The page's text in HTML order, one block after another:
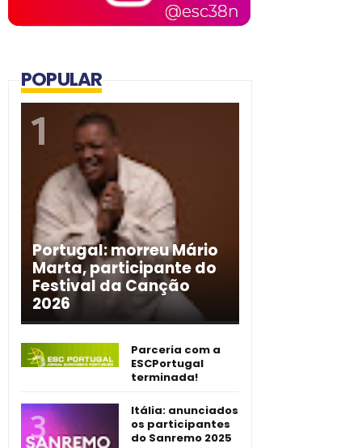
POPULAR
Portugal: morreu Mário
Marta, participante do
Festival da Canção
2026
Parceria com a
ESCPortugal
terminada!
Itália: anunciados
os participantes
do Sanremo 2025